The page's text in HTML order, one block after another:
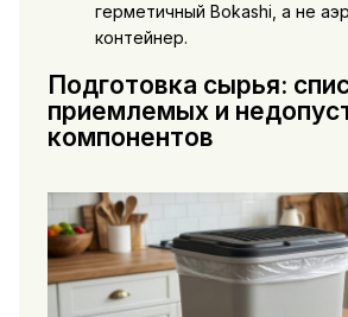
герметичный Bokashi, а не
контейнер.
Подготовка сырья:
приемлемых и
компонентов